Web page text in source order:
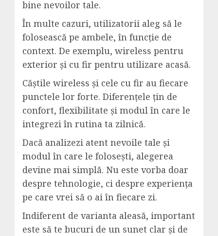
bine nevoilor tale.
În multe cazuri, utilizatorii aleg să le
folosească pe ambele, în funcție de
context. De exemplu, wireless pentru
exterior și cu fir pentru utilizare acasă.
Căștile wireless și cele cu fir au fiecare
punctele lor forte. Diferențele țin de
confort, flexibilitate și modul în care le
integrezi în rutina ta zilnică.
Dacă analizezi atent nevoile tale și
modul în care le folosești, alegerea
devine mai simplă. Nu este vorba doar
despre tehnologie, ci despre experiența
pe care vrei să o ai în fiecare zi.
Indiferent de varianta aleasă, important
este să te bucuri de un sunet clar și de